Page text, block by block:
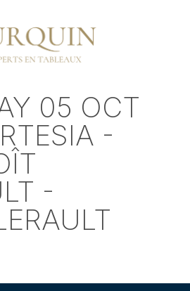
05 OCT
-
-